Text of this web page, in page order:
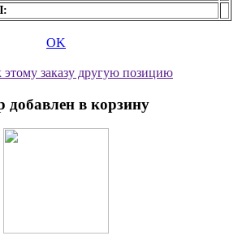
OK
этому заказу другую позицию
добавлен в корзину